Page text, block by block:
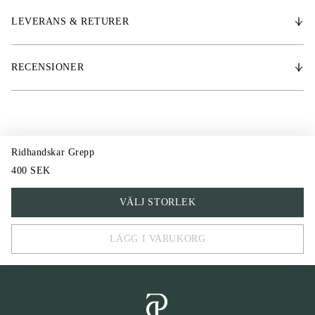
8,5
LEVERANS & RETURER
RECENSIONER
Ridhandskar Grepp
400 SEK
VÄLJ STORLEK
7
8
LÄGG I VARUKORG